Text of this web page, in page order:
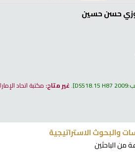
حسن حسين
DS518.15 H87 2009
.غير متاح: مكتبة اتحاد
والبحوث الاستراتيجية
من الباحثين